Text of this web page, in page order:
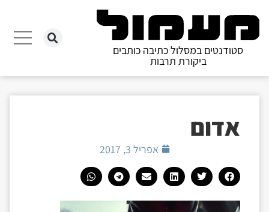
סטודנטים במסלול כתיבה כותבים
ביקורת תרבות
אדום
אפריל 3, 2017